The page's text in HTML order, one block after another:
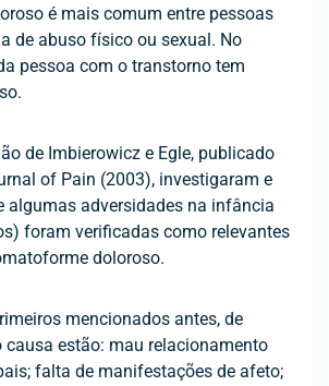
é mais comum entre pessoas
de abuso físico ou sexual. No
pessoa com o transtorno tem
de Imbierowicz e Egle, publicado
of Pain (2003), investigaram e
algumas adversidades na infância
foram verificadas como relevantes
doloroso.
mencionados antes, de
causa estão: mau relacionamento
falta de manifestações de afeto;